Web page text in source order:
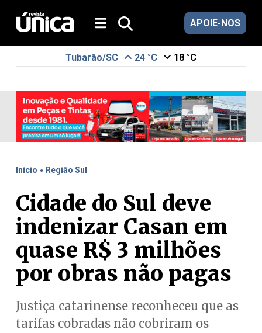
APOIE-NOS
Tubarão/SC 24 °C 18 °C
Início . Região Sul
Cidade do Sul deve
indenizar Casan em
quase R$ 3 milhões
por obras não pagas
Justiça catarinense reconheceu que as
tarifas cobradas não cobriram os